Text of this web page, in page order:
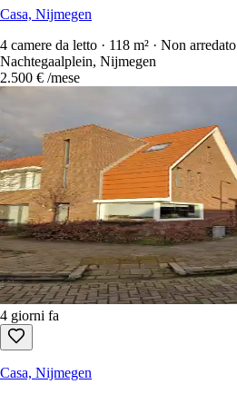
Casa, Nijmegen
4 camere da letto · 118 m² · Non arredato
Nachtegaalplein, Nijmegen
2.500 € /mese
4 giorni fa
Casa, Nijmegen